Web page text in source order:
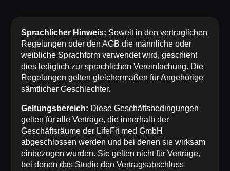
Sprachlicher Hinweis: Soweit in den vertraglichen
Regelungen oder den AGB die männliche oder
weibliche Sprachform verwendet wird, geschieht
dies lediglich zur sprachlichen Vereinfachung. Die
Regelungen gelten gleichermaßen für Angehörige
sämtlicher Geschlechter.
Geltungsbereich: Diese Geschäftsbedingungen
gelten für alle Verträge, die innerhalb der
Geschäftsräume der LifeFit med GmbH
abgeschlossen werden und bei denen sie wirksam
einbezogen wurden. Sie gelten nicht für Verträge,
bei denen das Studio den Vertragsabschluss